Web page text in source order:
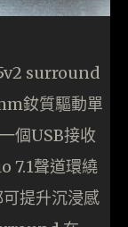
surround
釹質驅動單
個USB接收
7.1聲道環繞
提升沉浸感